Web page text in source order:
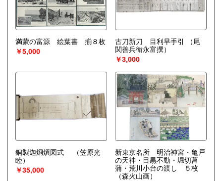
満蒙の富源 絵葉書 揃８枚
￥5,000
古刀新刀 目利早手引
（尾
関善兵衛永富撰）
￥3,000
銅製迦烱熕図式
（笠原光
睦）
￥35,000
新東京名所 明治神宮・亀戸
の天神・目黒不動・堀切菖
蒲・荒川小台の渡し ５枚
（森火山画）